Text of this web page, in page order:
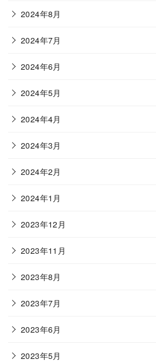
2024年8月
2024年7月
2024年6月
2024年5月
2024年4月
2024年3月
2024年2月
2024年1月
2023年12月
2023年11月
2023年8月
2023年7月
2023年6月
2023年5月